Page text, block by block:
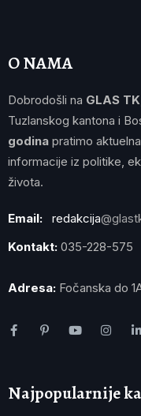
O NAMA
Dobrodošli na GLAS TK
Tuzlanskog kantona i
godina pratimo
informacije iz politike,
života.
Email: redakcija
Kontakt: 035-228-575
Adresa: Fočanska do
Najpopularnije